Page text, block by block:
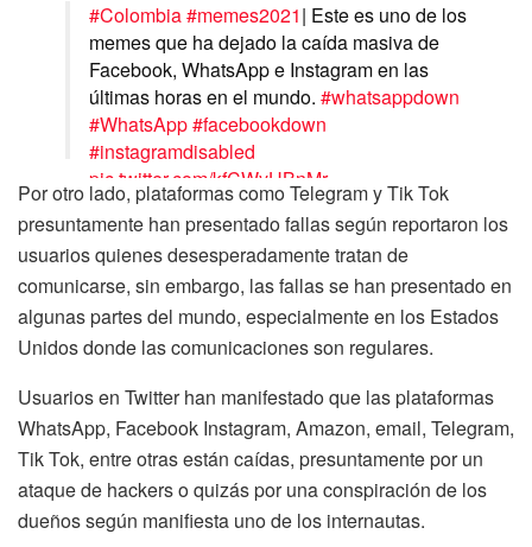
#Colombia#memes2021| Este es uno de los
memes que ha dejado la caída masiva de
Facebook, WhatsApp e Instagram en las
últimas horas en el mundo. #whatsappdown
#WhatsApp#facebookdown
#instagramdisabled
pic.twitter.com/kfCWyUBnMr
— La Otra Verdad (@LaOtraVerdadCol)
October 4, 2021
Por otro lado, plataformas como Telegram y Tik Tok
presuntamente han presentado fallas según reportaron los
usuarios quienes desesperadamente tratan de
comunicarse, sin embargo, las fallas se han presentado en
algunas partes del mundo, especialmente en los Estados
Unidos donde las comunicaciones son regulares.
Usuarios en Twitter han manifestado que las plataformas
WhatsApp, Facebook Instagram, Amazon, email, Telegram,
Tik Tok, entre otras están caídas, presuntamente por un
ataque de hackers o quizás por una conspiración de los
dueños según manifiesta uno de los internautas.